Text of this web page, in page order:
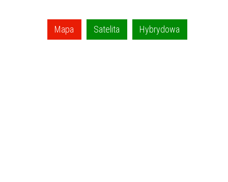
Mapa Satelita Hybrydowa